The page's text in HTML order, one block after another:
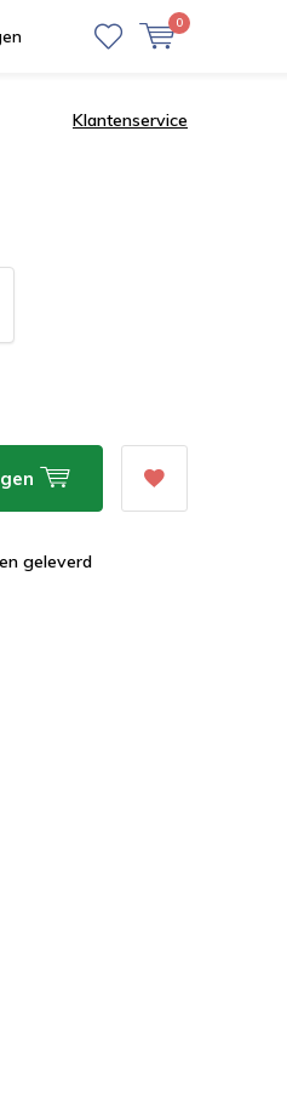
0
Klantenservice
geleverd